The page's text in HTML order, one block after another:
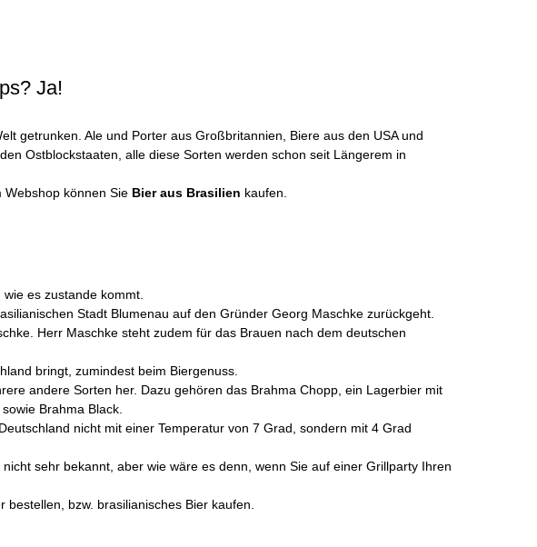
Ja!
getrunken. Ale und Porter aus Großbritannien, Biere aus den USA und
Ostblockstaaten, alle diese Sorten werden schon seit Längerem in
können Sie Bier aus Brasilien kaufen.
es zustande kommt.
Stadt Blumenau auf den Gründer Georg Maschke zurückgeht.
Herr Maschke steht zudem für das Brauen nach dem deutschen
bringt, zumindest beim Biergenuss.
andere Sorten her. Dazu gehören das Brahma Chopp, ein Lagerbier mit
Brahma Black.
nicht mit einer Temperatur von 7 Grad, sondern mit 4 Grad
sehr bekannt, aber wie wäre es denn, wenn Sie auf einer Grillparty Ihren
bzw. brasilianisches Bier kaufen.